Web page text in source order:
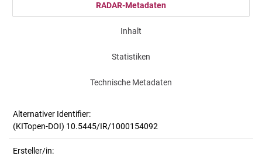
RADAR-Metadaten
Inhalt
Statistiken
Technische Metadaten
Alternativer Identifier:
(KITopen-DOI) 10.5445/IR/1000154092
Ersteller/in: